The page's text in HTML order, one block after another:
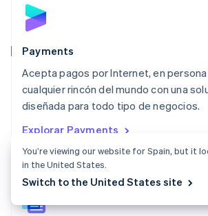
Payments
Acepta pagos por Internet, en
cualquier rincón del mundo con una
diseñada para todo tipo de negocios.
Explorar Payments
Malta
English
EspañolEnglish
English
Nueva Zelanda
English
NederlandsEnglish
Polonia
English
Portugal
RAE de Hong Kong, China
You’re viewing our website for Spain, but it
in the United States.
Switch to the United States site